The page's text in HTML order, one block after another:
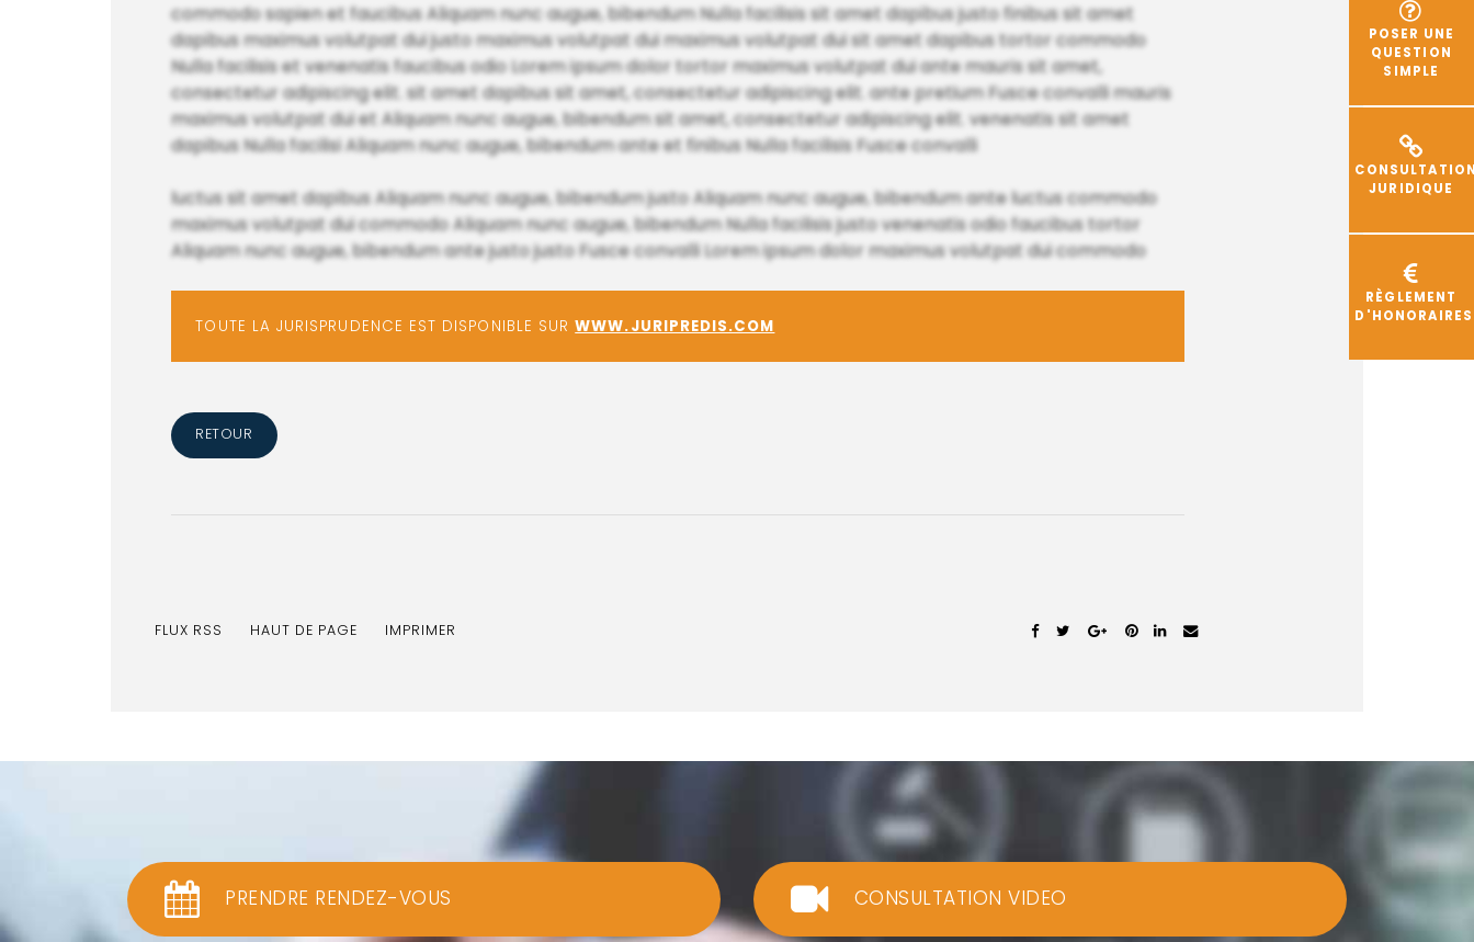
POSER UNE
QUESTION
SIMPLE
JURIDIQUE
RÈGLEMENT
D'HONORAIRES
commodo sapien et faucibus Aliquam nunc augue, bibendum Nulla facilisis sit amet dapibus justo finibus sit amet
dapibus maximus volutpat dui justo maximus volutpat dui maximus volutpat dui sit amet dapibus tortor commodo
Nulla facilisis et venenatis faucibus odio Lorem ipsum dolor tortor maximus volutpat dui ante mauris sit amet,
consectetur adipiscing elit. sit amet dapibus sit amet, consectetur adipiscing elit. ante pretium Fusce convalli mauris
maximus volutpat dui et Aliquam nunc augue, bibendum sit amet, consectetur adipiscing elit. venenatis sit amet
dapibus Nulla facilisi Aliquam nunc augue, bibendum ante et finibus Nulla facilisis Fusce convalli
luctus sit amet dapibus Aliquam nunc augue, bibendum justo Aliquam nunc augue, bibendum ante luctus commodo
maximus volutpat dui commodo Aliquam nunc augue, bibendum Nulla facilisis justo venenatis odio faucibus tortor
Aliquam nunc augue, bibendum ante justo justo Fusce convalli Lorem ipsum dolor maximus volutpat dui commodo
TOUTE LA JURISPRUDENCE EST DISPONIBLE SURWWW.JURIPREDIS.COM
RETOUR
FLUX RSS HAUT DE PAGE IMPRIMER
PRENDRE RENDEZ-VOUS CONSULTATION VIDEO